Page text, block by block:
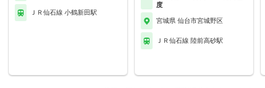
ＪＲ仙石線 小鶴新田駅
度
宮城県 仙台市宮城野区
ＪＲ仙石線 陸前高砂駅